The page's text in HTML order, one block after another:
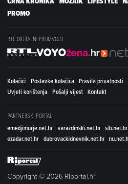
PROMO
RTL DIGITALNI PROIZVODI
Kolačići Postavke kolačića Pravila privatnosti
Uvjeti korištenja Pošalji vijest Kontakt
PARTNERSKI PORTALI
emedjimurje.net.hr varazdinski.net.hr sib.net.hr
ezadar.net.hr dubrovackidnevnik.net.hr
Copyright © 2026 RIportal.hr